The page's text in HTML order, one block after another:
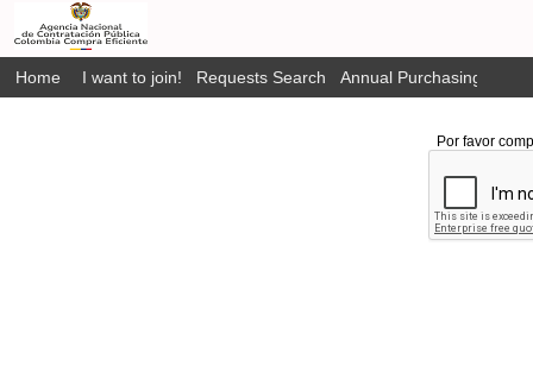
Home I want to join! Requests Search Annual Purchasing Plan
Por favor